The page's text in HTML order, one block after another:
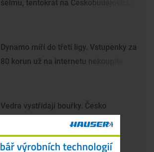
šelmu, tentokrát na Českobudějovicku
Dynamo míří do třetí ligy. Vstupenky za
80 korun už na internetu nekoupíte
Vedra vystřídají bouřky. Česko
zasáhnou nárazy větru, kroupy i
přívalové srážky